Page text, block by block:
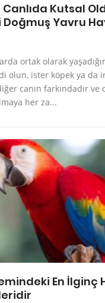
Kutsal
Doğmuş Yavru
ortak olarak
olun, ister köpek ya da
canın farkındadır ve
her za...
En İlginç